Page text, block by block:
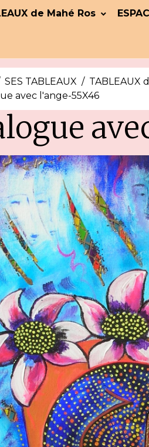
de Mahé Ros
SES TABLEAUX TABLEAUX
avec l'ange-55X46